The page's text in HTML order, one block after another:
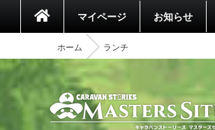
マイページ お知らせ
ホーム ランチ